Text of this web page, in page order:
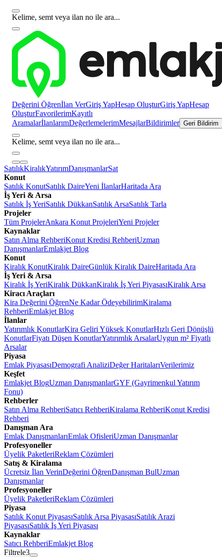
Kelime, semt veya ilan no ile ara...
Değerini Öğrenİlan VerGiriş YapHesap OluşturGiriş YapHesap
OluşturFavorilerimKayıtlı
AramalarİlanlarımDeğerlemelerimMesajlarBildirimler Geri Bildirim
Kelime, semt veya ilan no ile ara...
SatılıkKiralıkYatırımDanışmanlarSat
Konut
Satılık KonutSatılık DaireYeni İlanlarHaritada Ara
İş Yeri & Arsa
Satılık İş YeriSatılık DükkanSatılık ArsaSatılık Tarla
Projeler
Tüm ProjelerAnkara Konut ProjeleriYeni Projeler
Kaynaklar
Satın Alma RehberiKonut Kredisi RehberiUzman
DanışmanlarEmlakjet Blog
Konut
Kiralık KonutKiralık DaireGünlük Kiralık DaireHaritada Ara
İş Yeri & Arsa
Kiralık İş YeriKiralık DükkanKiralık İş Yeri PiyasasıKiralık Arsa
Kiracı Araçları
Kira Değerini ÖğrenNe Kadar ÖdeyebilirimKiralama
RehberiEmlakjet Blog
İlanlar
Yatırımlık KonutlarKira Geliri Yüksek KonutlarHızlı Geri Dönüşlü
KonutlarFiyatı Düşen KonutlarYatırımlık ArsalarUygun m² Fiyatlı
Arsalar
Piyasa
Emlak PiyasasıDemografi AnaliziDeğer HaritalarıVerilerimiz
Keşfet
Emlakjet BlogUzman DanışmanlarGYF (Gayrimenkul Yatırım
Fonu)
Rehberler
Satın Alma RehberiSatıcı RehberiKiralama RehberiKonut Kredisi
Rehberi
Danışman Ara
Emlak DanışmanlarıEmlak OfisleriUzman Danışmanlar
Profesyoneller
Üyelik PaketleriReklam Çözümleri
Satış & Kiralama
Ücretsiz İlan VerinDeğerini ÖğrenDanışman BulUzman
Danışmanlar
Profesyoneller
Üyelik PaketleriReklam Çözümleri
Piyasa
Satılık Konut PiyasasıSatılık Arsa PiyasasıSatılık Arazi
PiyasasıSatılık İş Yeri Piyasası
Kaynaklar
Satıcı RehberiEmlakjet Blog
Filtrele3